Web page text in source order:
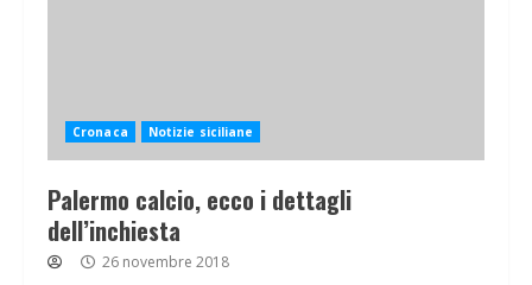
Cronaca Notizie siciliane
Palermo calcio, ecco i dettagli
dell’inchiesta
26 novembre 2018